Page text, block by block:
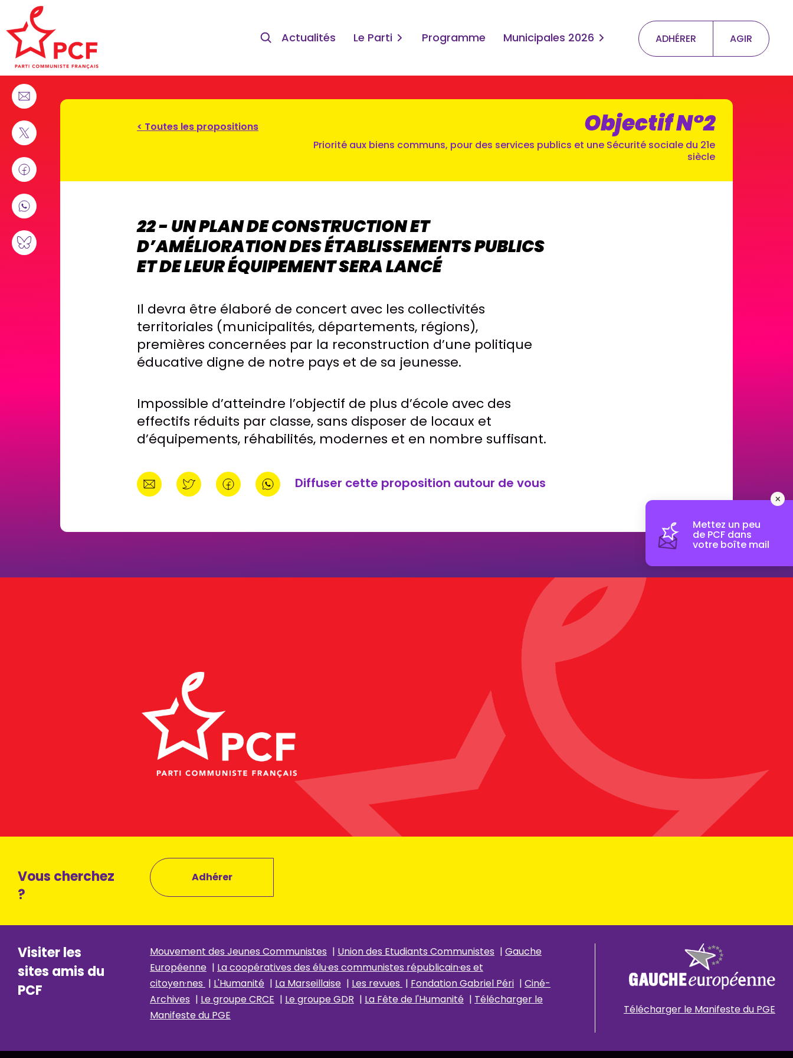
Mettez un peu
de PCF dans
votre boîte mail
Actualités Le Parti Programme Municipales 2026 ADHÉRER AGIR
Objectif N°2
Priorité aux biens communs, pour des services publics et une Sécurité sociale du 21e
siècle
< Toutes les propositions
22 - UN PLAN DE CONSTRUCTION ET
D’AMÉLIORATION DES ÉTABLISSEMENTS PUBLICS
ET DE LEUR ÉQUIPEMENT SERA LANCÉ
Il devra être élaboré de concert avec les collectivités
territoriales (municipalités, départements, régions),
premières concernées par la reconstruction d’une politique
éducative digne de notre pays et de sa jeunesse.
Impossible d’atteindre l’objectif de plus d’école avec des
effectifs réduits par classe, sans disposer de locaux et
d’équipements, réhabilités, modernes et en nombre suffisant.
Diffuser cette proposition autour de vous
Vous cherchez
?
Adhérer
Visiter les
sites amis du
PCF
Mouvement des Jeunes Communistes | Union des Etudiants Communistes | Gauche
Européenne | La coopératives des élu·es communistes républicain·es et
citoyen·nes | L'Humanité | La Marseillaise | Les revues | Fondation Gabriel Péri | Ciné-
Archives | Le groupe CRCE | Le groupe GDR | La Fête de l'Humanité | Télécharger le
Manifeste du PGE
Télécharger le Manifeste du PGE